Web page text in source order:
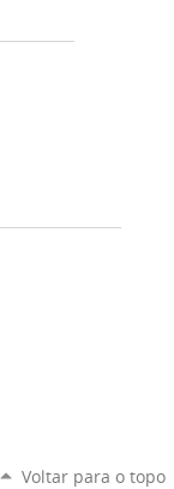
Voltar para o topo